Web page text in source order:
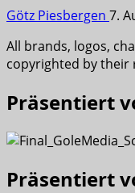
Götz Piesbergen 7.
All brands, logos,
copyrighted by their
Präsentiert
Präsentiert